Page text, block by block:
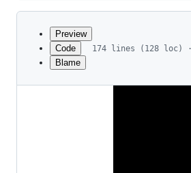
Latest
commit
metadata
Preview
Code
Blame
174 lines (128 loc)